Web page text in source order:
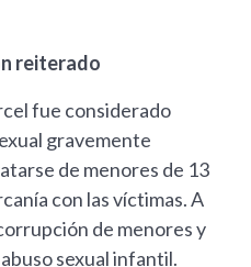
reiterado
fue considerado
gravemente
de menores de 13
con las víctimas. A
de menores y
sexual infantil.